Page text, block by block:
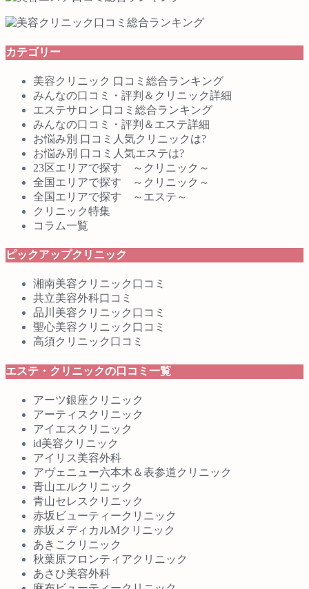
カテゴリー
美容クリニック 口コミ総合ランキング
みんなの口コミ・評判＆クリニック詳細
エステサロン 口コミ総合ランキング
みんなの口コミ・評判＆エステ詳細
お悩み別 口コミ人気クリニックは?
お悩み別 口コミ人気エステは?
23区エリアで探す ～クリニック～
全国エリアで探す ～クリニック～
全国エリアで探す ～エステ～
クリニック特集
コラム一覧
ピックアップクリニック
湘南美容クリニック口コミ
共立美容外科口コミ
品川美容クリニック口コミ
聖心美容クリニック口コミ
高須クリニック口コミ
エステ・クリニックの口コミ一覧
アーツ銀座クリニック
アーティスクリニック
アイエスクリニック
id美容クリニック
アイリス美容外科
アヴェニュー六本木＆表参道クリニック
青山エルクリニック
青山セレスクリニック
赤坂ビューティークリニック
赤坂メディカルMクリニック
あきこクリニック
秋葉原フロンティアクリニック
あさひ美容外科